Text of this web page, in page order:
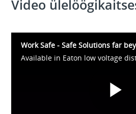
Video
Work Safe - Safe Solutions far